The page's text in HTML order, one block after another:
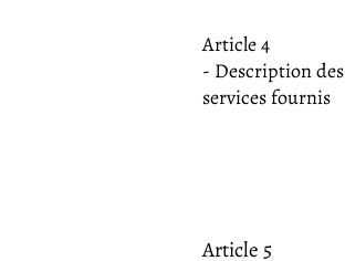
Article 4
- Description des
services fournis
Article 5